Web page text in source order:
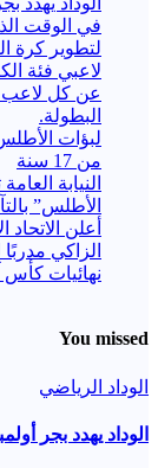
في الوقت
لتطوير كرة
عن كل لاعب
البطولة.
لبؤات
من 17 سنة
النيابة
الأطلس”
أعلن
الزاكي
نهائيات كأس
You missed
الوداد الرياضي
الوداد يهدد بجر